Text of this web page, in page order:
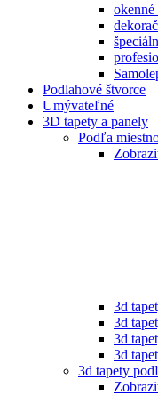
Podlahové štvorce
Umývateľné
3D tapety a panely
Podľa
3d
3d
3d
3d
3d tapety